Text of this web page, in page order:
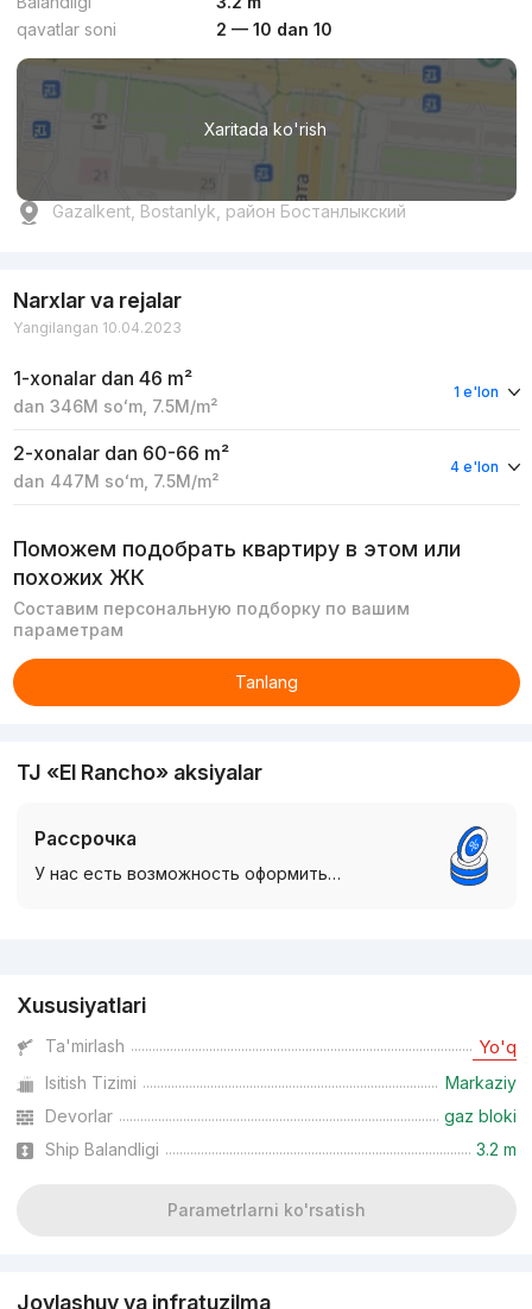
qavatlar soni
2 — 10 dan 10
Xaritada ko'rish
Gazalkent, Bostanlyk, район Бостанлыкский
Narxlar va rejalar
Yangilangan 10.04.2023
1-xonalar dan 46 m²
dan 346M soʻm, 7.5M/m²
1 e'lon
2-xonalar dan 60-66 m²
dan 447M soʻm, 7.5M/m²
4 e'lon
Поможем подобрать квартиру в этом или
похожих ЖК
Составим персональную подборку по вашим
параметрам
Tanlang
TJ «El Rancho» aksiyalar
Рассрочка
У нас есть возможность оформить…
Xususiyatlari
Ta'mirlash Yo'q
Isitish Tizimi
Markaziy
Devorlar
gaz bloki
Ship Balandligi
3.2 m
Parametrlarni ko'rsatish
Joylashuv va infratuzilma